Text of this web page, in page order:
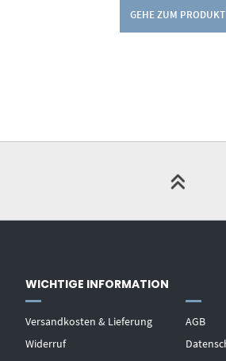
GEHE ZUM PRODUKT
WICHTIGE INFORMATION
Versandkosten & Lieferung
Widerruf
AGB